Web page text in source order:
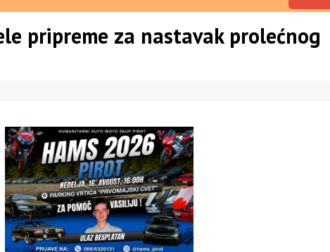
pripreme za nastavak prolećnog